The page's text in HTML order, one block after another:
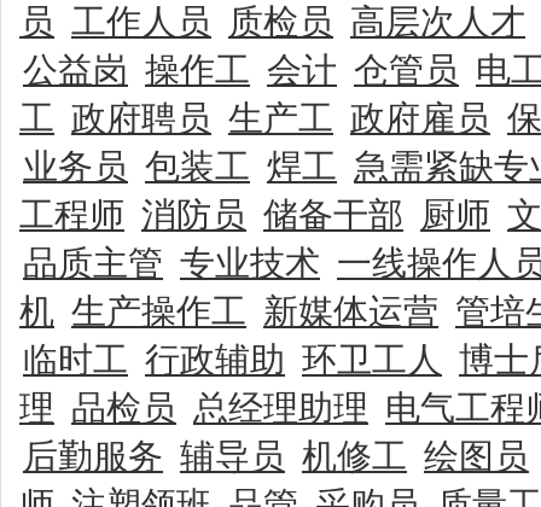
员 工作人员 质检员 高层次人才
公益岗 操作工 会计 仓管员 电
工 政府聘员 生产工 政府雇员
业务员 包装工 焊工 急需紧缺专
工程师 消防员 储备干部 厨师
品质主管 专业技术 一线操作人
机 生产操作工 新媒体运营 管培
临时工 行政辅助 环卫工人
博士
理 品检员 总经理助理 电气工程
后勤服务 辅导员 机修工 绘图员